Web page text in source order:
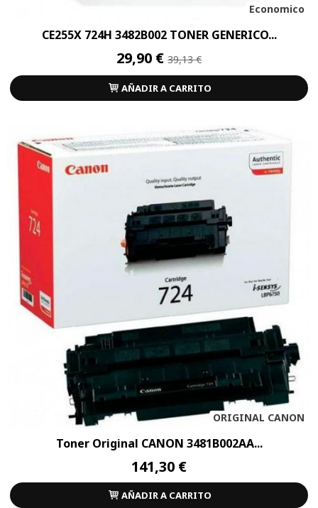
Economico
CE255X 724H 3482B002 TONER GENERICO...
29,90 € 39,13 €
AÑADIR A CARRITO
ORIGINAL CANON
Toner Original CANON 3481B002AA...
141,30 €
AÑADIR A CARRITO